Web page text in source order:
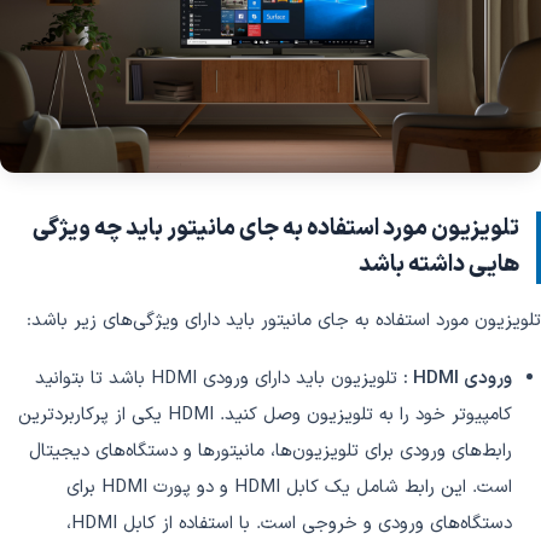
تلویزیون مورد استفاده به جای مانیتور باید چه ویژگی
هایی داشته باشد
تلویزیون مورد استفاده به جای مانیتور باید دارای ویژگی‌های زیر باشد:
ورودی HDMI :
تلویزیون باید دارای ورودی HDMI باشد تا بتوانید
کامپیوتر خود را به تلویزیون وصل کنید. HDMI یکی از پرکاربردترین
رابط‌های ورودی برای تلویزیون‌ها، مانیتورها و دستگاه‌های دیجیتال
است. این رابط شامل یک کابل HDMI و دو پورت HDMI برای
دستگاه‌های ورودی و خروجی است. با استفاده از کابل HDMI،